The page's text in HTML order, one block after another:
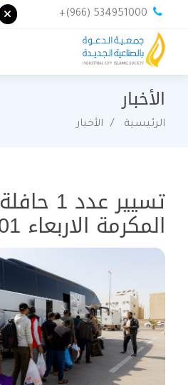
+(966) 534951000
الأخبار
الرئيسية الأخبار
تسيير
المكرمة الاربعاء 2023/02/01 م